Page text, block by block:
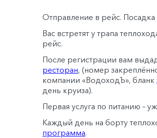
Отправление в рейс. Посадка
Вас встретят у трапа
рейс.
После регистрации вам
ресторан, (номер
компании «ВодоходЪ», бланк
день круиза).
Первая услуга по питанию –
Каждый день на борту
программа.